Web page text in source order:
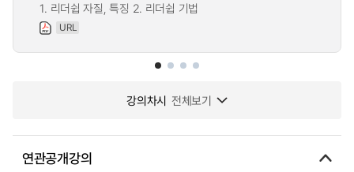
1. 리더쉽 자질, 특징 2. 리더쉽 기법
URL
강의차시 전체보기
연관공개강의